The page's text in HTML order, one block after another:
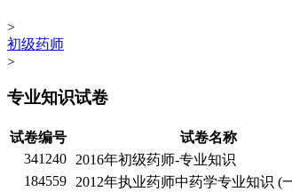
>
初级药师
>
专业知识试卷
试卷编号 试卷名称
341240
2016年初级药师-专业知识
184559
2012年执业药师中药学专业知识 (